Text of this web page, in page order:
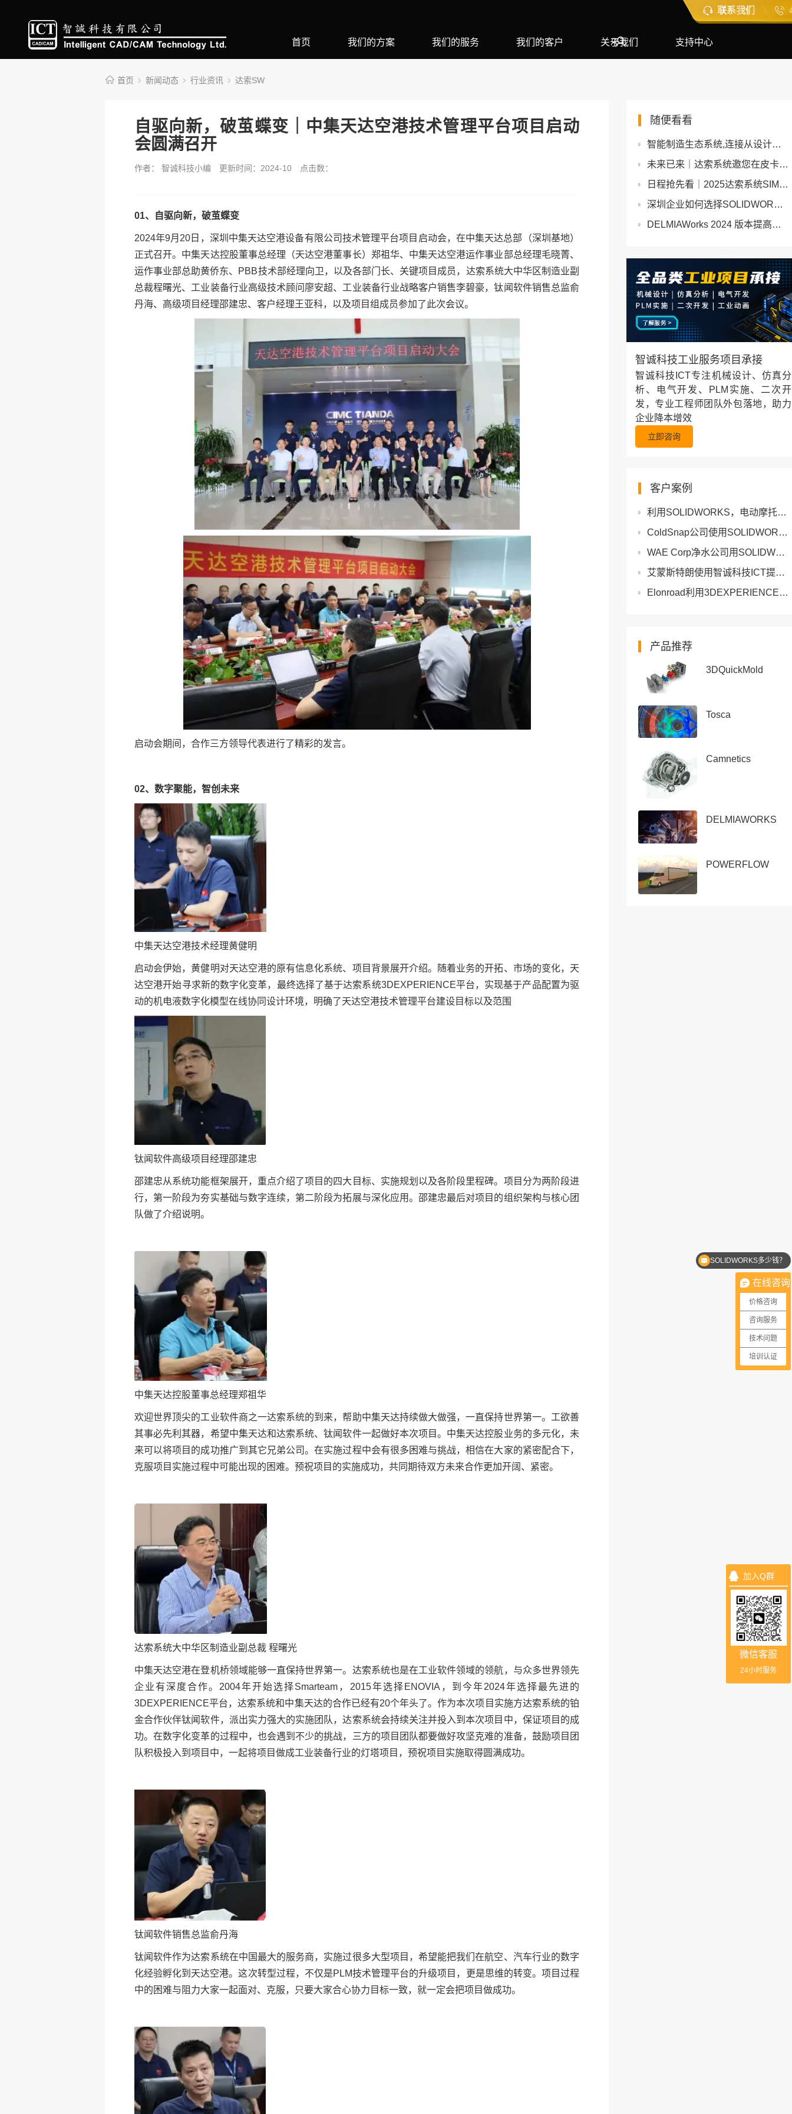
联系我们
首页 我们的方案 我们的服务 我们的客户 关于我们 支持中心
首页 新闻动态 行业资讯 达索SW
自驱向新，破茧蝶变｜中集天达空港技术管理平台项目启动
会圆满召开
作者： 智诚科技小编 更新时间：2024-10 点击数：
01、自驱向新，破茧蝶变
2024年9月20日，深圳中集天达空港设备有限公司技术管理平台项目启动会，在中集天达总部（深圳基地）
正式召开。中集天达控股董事总经理（天达空港董事长）郑祖华、中集天达空港运作事业部总经理毛晓菁、
运作事业部总助黄侨东、PBB技术部经理向卫，以及各部门长、关键项目成员，达索系统大中华区制造业副
总裁程曙光、工业装备行业高级技术顾问廖安超、工业装备行业战略客户销售李碧豪，钛闻软件销售总监俞
丹海、高级项目经理邵建忠、客户经理王亚科，以及项目组成员参加了此次会议。
启动会期间，合作三方领导代表进行了精彩的发言。
02、数字聚能，智创未来
中集天达空港技术经理黄健明
启动会伊始，黄健明对天达空港的原有信息化系统、项目背景展开介绍。随着业务的开拓、市场的变化，天
达空港开始寻求新的数字化变革，最终选择了基于达索系统3DEXPERIENCE平台，实现基于产品配置为驱
动的机电液数字化模型在线协同设计环境，明确了天达空港技术管理平台建设目标以及范围
钛闻软件高级项目经理邵建忠
邵建忠从系统功能框架展开，重点介绍了项目的四大目标、实施规划以及各阶段里程碑。项目分为两阶段进
行，第一阶段为夯实基础与数字连续，第二阶段为拓展与深化应用。邵建忠最后对项目的组织架构与核心团
队做了介绍说明。
中集天达控股董事总经理郑祖华
欢迎世界顶尖的工业软件商之一达索系统的到来，帮助中集天达持续做大做强，一直保持世界第一。工欲善
其事必先利其器，希望中集天达和达索系统、钛闻软件一起做好本次项目。中集天达控股业务的多元化，未
来可以将项目的成功推广到其它兄弟公司。在实施过程中会有很多困难与挑战，相信在大家的紧密配合下，
克服项目实施过程中可能出现的困难。预祝项目的实施成功，共同期待双方未来合作更加开阔、紧密。
达索系统大中华区制造业副总裁 程曙光
中集天达空港在登机桥领域能够一直保持世界第一。达索系统也是在工业软件领域的领航，与众多世界领先
企业有深度合作。2004年开始选择Smarteam，2015年选择ENOVIA，到今年2024年选择最先进的
3DEXPERIENCE平台，达索系统和中集天达的合作已经有20个年头了。作为本次项目实施方达索系统的铂
金合作伙伴钛闻软件，派出实力强大的实施团队，达索系统会持续关注并投入到本次项目中，保证项目的成
功。在数字化变革的过程中，也会遇到不少的挑战，三方的项目团队都要做好攻坚克难的准备，鼓励项目团
队积极投入到项目中，一起将项目做成工业装备行业的灯塔项目，预祝项目实施取得圆满成功。
钛闻软件销售总监俞丹海
钛闻软件作为达索系统在中国最大的服务商，实施过很多大型项目，希望能把我们在航空、汽车行业的数字
化经验孵化到天达空港。这次转型过程，不仅是PLM技术管理平台的升级项目，更是思维的转变。项目过程
中的困难与阻力大家一起面对、克服，只要大家合心协力目标一致，就一定会把项目做成功。
随便看看
智能制造生态系统,连接从设计到制造的方方面面-SOLIDWORKS
未来已来｜达索系统邀您在皮卡迪利广场联结虚拟与现实
日程抢先看｜2025达索系统SIMULIA大中华区用户大会火热报名中
深圳企业如何选择SOLIDWORKS正版软件经销商？一份1天指南帮你快速选定！
DELMIAWorks 2024 版本提高了可用性和制造生产力
智诚科技工业服务项目承接
智诚科技ICT专注机械设计、仿真分
析、电气开发、PLM实施、二次开
发，专业工程师团队外包落地，助力
企业降本增效
立即咨询
客户案例
利用SOLIDWORKS，电动摩托车制造商Raptee.HV将开发用时缩短30%
ColdSnap公司使用SOLIDWORKS将冰淇淋梦想照进现实
WAE Corp净水公司用SOLIDWORKS和3DEXPERIENCE Works将设计周期缩短70%
艾蒙斯特朗使用智诚科技ICT提供的SOLIDWORKS软件节省大量成本
Elonroad利用3DEXPERIENCE平台的SOLIDWORKS为电动汽车开发地面充电
产品推荐
3DQuickMold
Tosca
Camnetics
DELMIAWORKS
POWERFLOW
加入Q群
微信客服
24小时服务
在线咨询
价格咨询
咨询服务
技术问题
培训认证
SOLIDWORKS多少钱？